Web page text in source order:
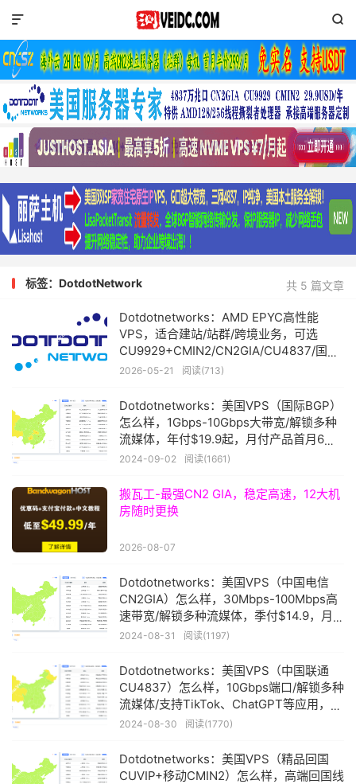


共 5 篇文章
标签：DotdotNetwork
Dotdotnetworks：AMD EPYC高性能
VPS，适合建站/站群/跨境业务，可选
CU9929+CMIN2/CN2GIA/CU4837/国际
线路，年付$29.9起
2026-05-21 阅读(713)
Dotdotnetworks：美国VPS（国际BGP）
怎么样，1Gbps-10Gbps大带宽/解锁多种
流媒体，年付$19.9起，月付产品首月6折
优惠
2024-09-02 阅读(1661)
搬瓦工-最强CN2 GIA，稳定高速，12大机
房随时更换
2026-08-07
Dotdotnetworks：美国VPS（中国电信
CN2GIA）怎么样，30Mbps-100Mbps高
速带宽/解锁多种流媒体，季付$14.9，月
付产品首月6折优惠
2024-08-31 阅读(1197)
Dotdotnetworks：美国VPS（中国联通
CU4837）怎么样，10Gbps端口/解锁多种
流媒体/支持TikTok、ChatGPT等应用，年
付$29.9起
2024-08-30 阅读(1770)
Dotdotnetworks：美国VPS（精品回国
CUVIP+移动CMIN2）怎么样，高端回国线